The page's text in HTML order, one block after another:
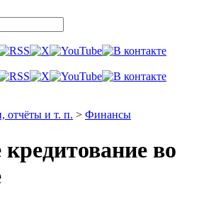
отчёты и т. п. > Финансы
во